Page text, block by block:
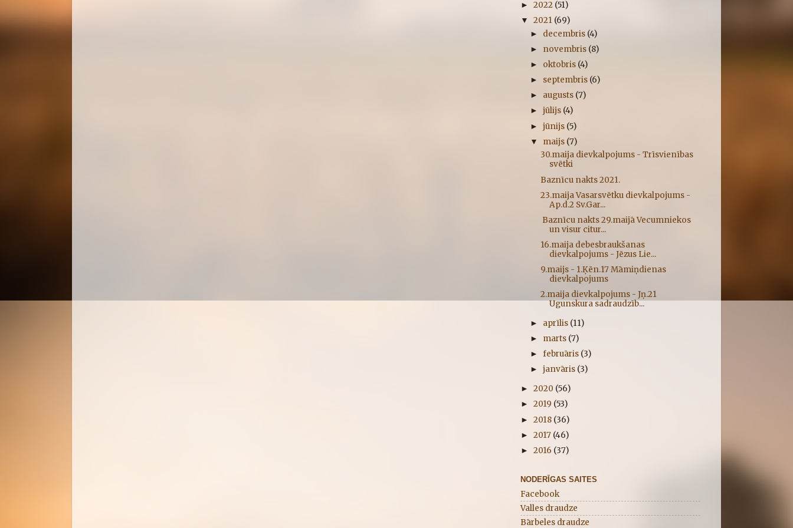
► 2022 (51)
▼ 2021 (69)
► decembris (4)
► novembris (8)
► oktobris (4)
► septembris (6)
► augusts (7)
►jūlijs (4)
►jūnijs (5)
▼ maijs (7)
30.maija dievkalpojums - Trīsvienības
svētki
Baznīcu nakts 2021.
23.maija Vasarsvētku dievkalpojums -
Ap.d.2 Sv.Gar...
Baznīcu nakts 29.maijā Vecumniekos
un visur citur...
16.maija debesbraukšanas
dievkalpojums - Jēzus Lie...
9.maijs - 1.Ķēn.17 Māmiņdienas
dievkalpojums
2.maija dievkalpojums - Jņ.21
Ugunskura sadraudzīb...
► aprīlis (11)
► marts (7)
►februāris (3)
►janvāris (3)
► 2020 (56)
► 2019 (53)
► 2018 (36)
► 2017 (46)
► 2016 (37)
NODERĪGAS SAITES
Facebook
Valles draudze
Bārbeles draudze